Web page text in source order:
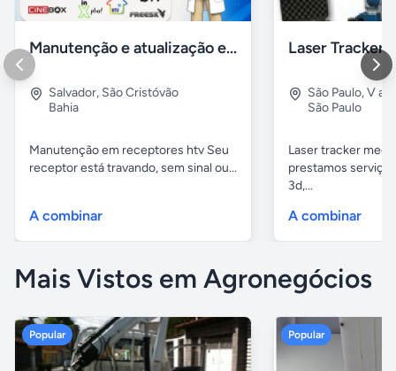
Manutenção e atualização em receptores Htv em Salvador Ba
Salvador, São Cristóvão
Bahia
Manutenção em receptores htv Seu
receptor está travando, sem sinal ou...
A combinar
São Paulo,V
São Paulo
Laser tracker
prestamos
3d,...
A combinar
Mais Vistos em Agronegócios
Popular Popular